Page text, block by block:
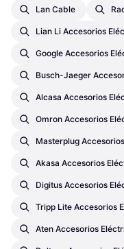
Lan Cable
Lian Li Accesorios
Google Accesorios
Busch-Jaeger
Alcasa Accesorios
Omron Accesorios
Masterplug
Akasa Accesorios
Digitus Accesorios
Tripp Lite Accesorios
Aten Accesorios